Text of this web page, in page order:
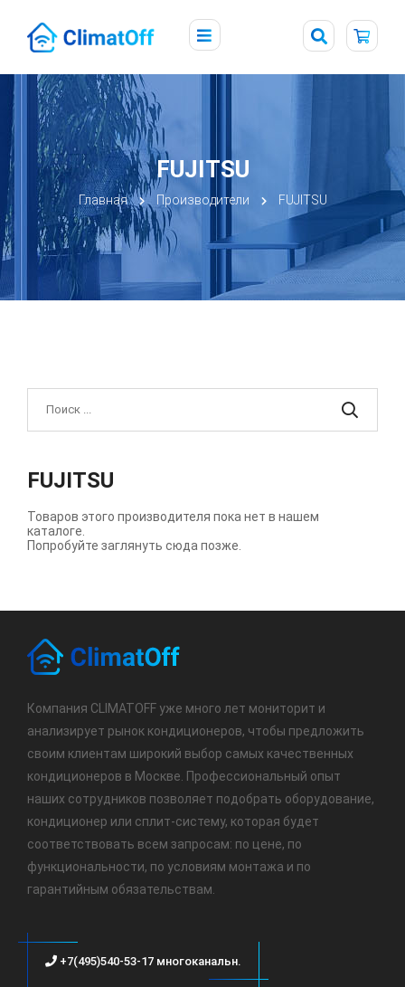
FUJITSU
Главная Производители FUJITSU
FUJITSU
Товаров этого производителя пока нет в нашем
каталоге.
Попробуйте заглянуть сюда позже.
Компания CLIMATOFF уже много лет мониторит и
анализирует рынок кондиционеров, чтобы предложить
своим клиентам широкий выбор самых качественных
кондиционеров в Москве. Профессиональный опыт
наших сотрудников позволяет подобрать оборудование,
кондиционер или сплит-систему, которая будет
соответствовать всем запросам: по цене, по
функциональности, по условиям монтажа и по
гарантийным обязательствам.
+7(495)540-53-17 многоканальн.